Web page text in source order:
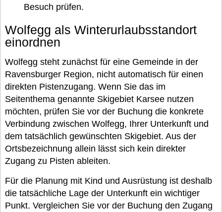
Besuch prüfen.
Wolfegg als Winterurlaubsstandort
einordnen
Wolfegg steht zunächst für eine Gemeinde in der
Ravensburger Region, nicht automatisch für einen
direkten Pistenzugang. Wenn Sie das im
Seitenthema genannte Skigebiet Karsee nutzen
möchten, prüfen Sie vor der Buchung die konkrete
Verbindung zwischen Wolfegg, Ihrer Unterkunft und
dem tatsächlich gewünschten Skigebiet. Aus der
Ortsbezeichnung allein lässt sich kein direkter
Zugang zu Pisten ableiten.
Für die Planung mit Kind und Ausrüstung ist deshalb
die tatsächliche Lage der Unterkunft ein wichtiger
Punkt. Vergleichen Sie vor der Buchung den Zugang